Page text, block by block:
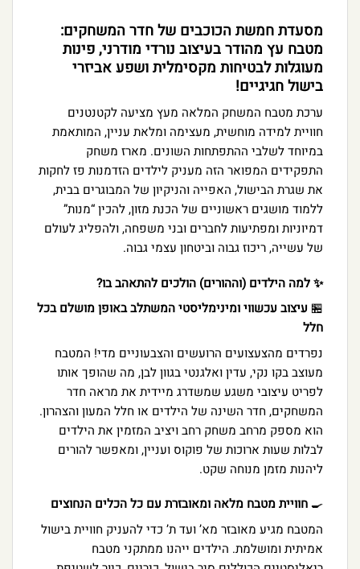
מסעדת חמשת הכוכבים של חדר המשחקים:
מטבח עץ מהודר בעיצוב נורדי מודרני, פינות
מעוגלות לבטיחות מקסימלית ושפע אביזרי
בישול חגיגיים!
ערכת מטבח המשחק המלאה מעץ מציעה לקטנטנים
חוויית למידה מוחשית, מעצימה ומלאת עניין, המותאמת
במיוחד לשלבי ההתפתחות השונים. מארז משחק
התפקידים המפואר הזה מעניק לילדים הזדמנות פז לחקות
את שגרת הבישול, האפייה והניקיון של המבוגרים בבית,
ללמוד מושגים ראשוניים של הכנת מזון, להכין “מנות”
דמיוניות ומפתיעות לחברים ובני משפחה, ולהפליג לעולם
של עשייה, ריכוז גבוה וביטחון עצמי גבוה.
✨ למה הילדים (וההורים) הולכים להתאהב בו?
🏪 עיצוב עכשווי ומינימליסטי המשתלב באופן מושלם בכל
חלל
נפרדים מהצעצועים הרועשים והצבעוניים מדי! המטבח
מעוצב בקו נקי, עדין ואלגנטי בגוון לבן, מה שהופך אותו
לפריט עיצובי משגע שמשדרג מיידית את מראה חדר
המשחקים, חדר השינה של הילדים או חלל המעון והצהרון.
הוא מספק מרחב משחק רחב ויציב המזמין את הילדים
לבלות שעות ארוכות של פוקוס ועניין, ומאפשר להורים
ליהנות מזמן מנוחה שקט.
🍳 חוויית מטבח מלאה ומאובזרת עם כל הכלים הנחוצים
המטבח מגיע מאובזר מא’ ועד ת’ כדי להעניק חוויית בישול
אמיתית ומושלמת. הילדים ייהנו ממתקני מטבח